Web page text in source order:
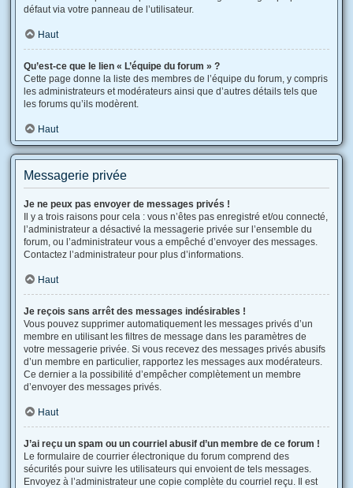
défaut via votre panneau de l’utilisateur.
Haut
Qu’est-ce que le lien « L’équipe du forum » ?
Cette page donne la liste des membres de l’équipe du forum, y compris
les administrateurs et modérateurs ainsi que d’autres détails tels que
les forums qu’ils modèrent.
Haut
Messagerie privée
Je ne peux pas envoyer de messages privés !
Il y a trois raisons pour cela : vous n’êtes pas enregistré et/ou connecté,
l’administrateur a désactivé la messagerie privée sur l’ensemble du
forum, ou l’administrateur vous a empêché d’envoyer des messages.
Contactez l’administrateur pour plus d’informations.
Haut
Je reçois sans arrêt des messages indésirables !
Vous pouvez supprimer automatiquement les messages privés d’un
membre en utilisant les filtres de message dans les paramètres de
votre messagerie privée. Si vous recevez des messages privés abusifs
d’un membre en particulier, rapportez les messages aux modérateurs.
Ce dernier a la possibilité d’empêcher complètement un membre
d’envoyer des messages privés.
Haut
J’ai reçu un spam ou un courriel abusif d’un membre de ce forum !
Le formulaire de courrier électronique du forum comprend des
sécurités pour suivre les utilisateurs qui envoient de tels messages.
Envoyez à l’administrateur une copie complète du courriel reçu. Il est